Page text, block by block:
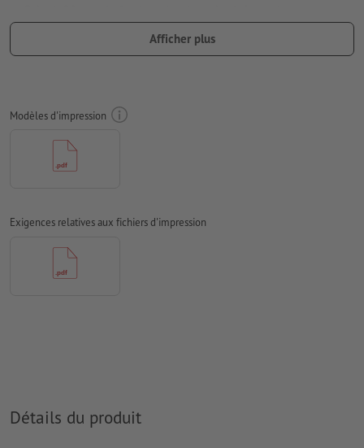
Résolution:150 dpi
doivent être vectorisés
Mode couleur :
Nous ne vérifions pas les
Lescommentairessont supprimés et ne seront ainsi pas
imprimés
Le contenu des
Afficher plus
Modèles d'impression
Exigences relatives aux fichiers d'impression
Détails du produit